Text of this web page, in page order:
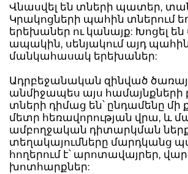
Վնասվել են տների պատեր,
Կրակոցների պահին տներում
երեխաներ ու կանայք: Խոցել
ապակին, սենյակում այդ պահին
մանկահասակ երեխաներ:
Ադրբեջանական զինված
անմիջապես այս համայնքների
տների դիմաց են՝ ընդամենը մի
մետր հեռավորության վրա, և
ամբողջական դիտարկման
տեղակայումները մարդկանց
հողերում է՝ արոտավայրեր,
խոտհարքներ: